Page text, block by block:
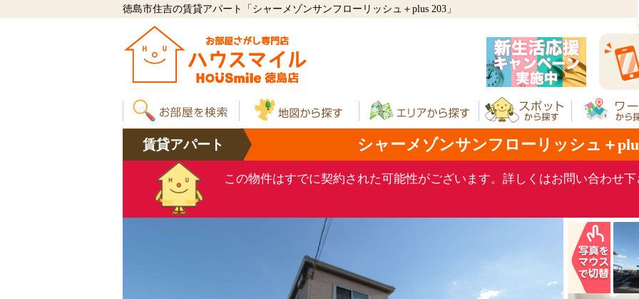
徳島市住吉の賃貸アパート「シャーメゾンサンフローリッシュ＋plus 203」
賃貸アパート シャーメゾンサンフローリッシュ＋
この物件はすでに契約された可能性がございます。詳しくはお問い合わせ